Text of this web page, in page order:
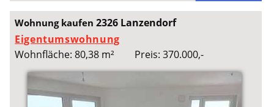
Wohnung kaufen2326 Lanzendorf
Eigentumswohnung
Wohnfläche: 80,38 m²
Preis: 370.000,-